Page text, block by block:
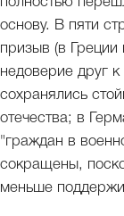
основу. В пяти
призыв (в Греции
недоверие друг
сохранялись
отечества; в
"граждан в
сокращены,
меньше